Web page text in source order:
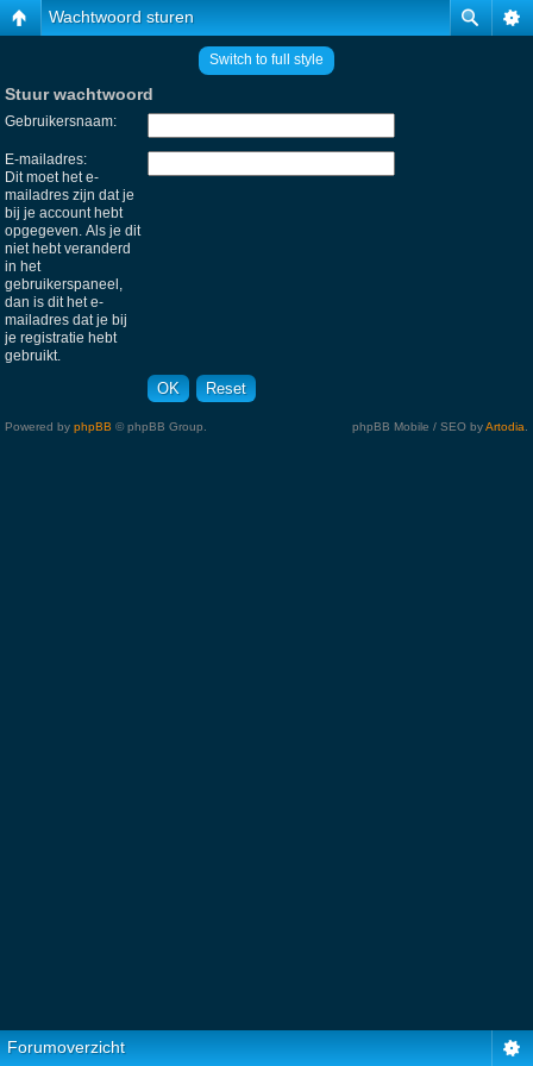
Wachtwoord sturen
Switch to full style
Stuur wachtwoord
Gebruikersnaam:
E-mailadres:
Dit moet het e-
mailadres zijn dat je
bij je account hebt
opgegeven. Als je dit
niet hebt veranderd
in het
gebruikerspaneel,
dan is dit het e-
mailadres dat je bij
je registratie hebt
gebruikt.
Powered by phpBB © phpBB Group. phpBB Mobile / SEO byArtodia
Forumoverzicht